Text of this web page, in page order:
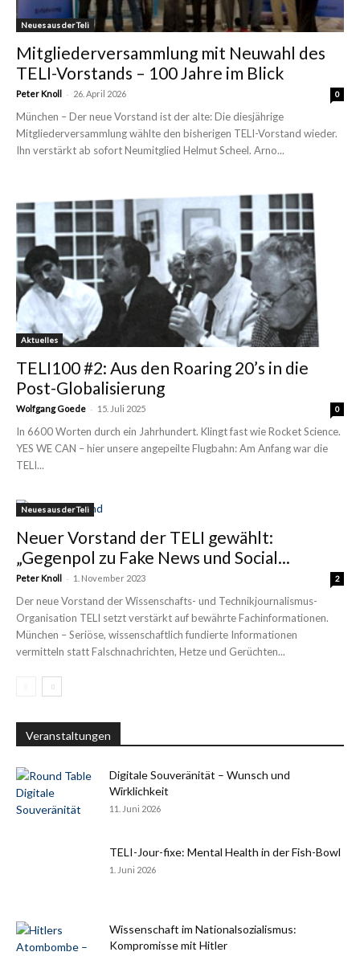
Neues aus der Teli
Mitgliederversammlung mit Neuwahl des
TELI-Vorstands – 100 Jahre im Blick
Peter Knoll - 26. April 2026 0
München – Der neue Vorstand ist der alte: Die diesjährige
Mitgliederversammlung wählte den bisherigen TELI-Vorstand wieder.
Ihn verstärkt ab sofort Neumitglied Helmut Scheel. Arno...
Aktuelles
TELI100 #2: Aus den Roaring 20’s in die
Post-Globalisierung
Wolfgang Goede - 15. Juli 2025 0
In 6600 Worten durch ein Jahrhundert. Klingt fast wie Rocket Science.
YES WE CAN – hier unsere angepeilte Flugbahn: Am Anfang war die
TELI...
Neues aus der Teli
Neuer Vorstand der TELI gewählt:
„Gegenpol zu Fake News und Social...
Peter Knoll - 1. November 2023 2
Der neue Vorstand der Wissenschafts- und Technikjournalismus-
Organisation TELI setzt verstärkt auf bewährte Fachinformationen.
München – Seriöse, wissenschaftlich fundierte Informationen
vermitteln statt Falschnachrichten, Hetze und Gerüchten...
Veranstaltungen
Digitale Souveränität – Wunsch und
Wirklichkeit
11. Juni 2026
TELI-Jour-fixe: Mental Health in der Fish-Bowl
1. Juni 2026
Wissenschaft im Nationalsozialismus:
Kompromisse mit Hitler